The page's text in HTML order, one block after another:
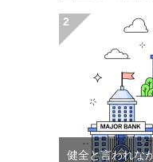
健全と言われな